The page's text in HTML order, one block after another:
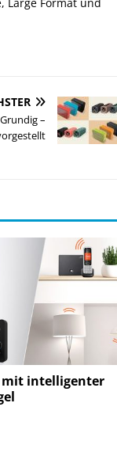
–
mit intelligenter